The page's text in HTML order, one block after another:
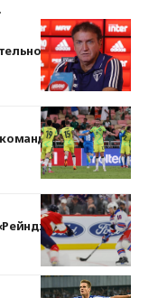
команда, прошедшая